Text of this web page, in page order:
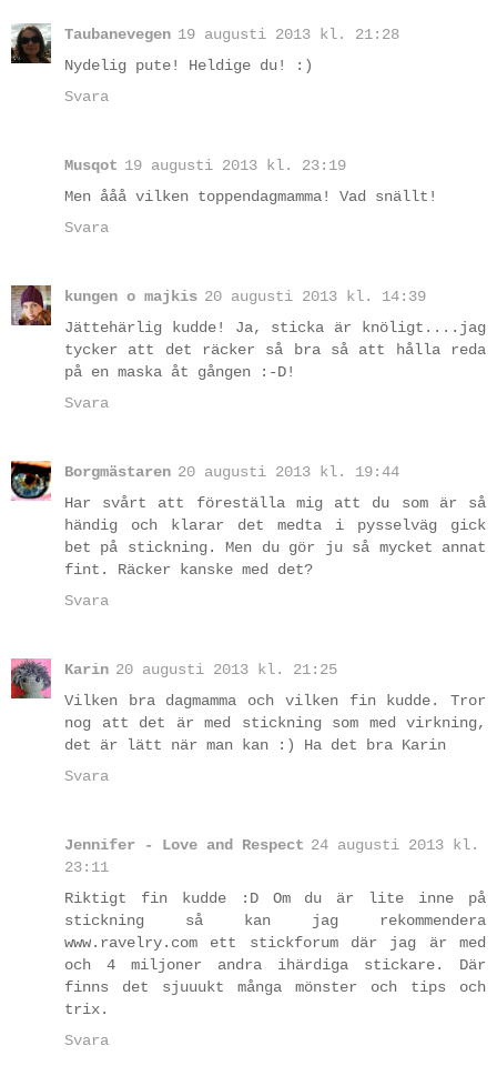
Taubanevegen 19 augusti 2013 kl. 21:28
Nydelig pute! Heldige du! :)
Svara
Musqot 19 augusti 2013 kl. 23:19
Men ååå vilken toppendagmamma! Vad snällt!
Svara
kungen o majkis 20 augusti 2013 kl. 14:39
Jättehärlig kudde! Ja, sticka är knöligt....jag
tycker att det räcker så bra så att hålla reda
på en maska åt gången :-D!
Svara
Borgmästaren 20 augusti 2013 kl. 19:44
Har svårt att föreställa mig att du som är så
händig och klarar det medta i pysselväg gick
bet på stickning. Men du gör ju så mycket annat
fint. Räcker kanske med det?
Svara
Karin 20 augusti 2013 kl. 21:25
Vilken bra dagmamma och vilken fin kudde. Tror
nog att det är med stickning som med virkning,
det är lätt när man kan :) Ha det bra Karin
Svara
Jennifer - Love and Respect 24 augusti 2013 kl.
23:11
Riktigt fin kudde :D Om du är lite inne på
stickning så kan jag rekommendera
www.ravelry.com ett stickforum där jag är med
och 4 miljoner andra ihärdiga stickare. Där
finns det sjuuukt många mönster och tips och
trix.
Svara